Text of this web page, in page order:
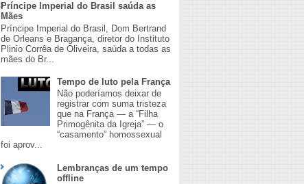
Príncipe Imperial do Brasil saúda as
Mães
Príncipe Imperial do Brasil, Dom Bertrand
de Orleans e Bragança, diretor do Instituto
Plinio Corrêa de Oliveira, saúda a todas as
mães do Br...
Tempo de luto pela França
Não poderíamos deixar de
registrar com suma tristeza
que na França — a “Filha
Primogênita da Igreja” — o
“casamento” homossexual
foi aprov...
Lembranças de um tempo
offline